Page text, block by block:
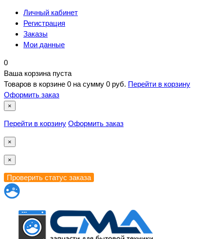
Личный кабинет
Регистрация
Заказы
Мои данные
0
Ваша корзина пуста
Товаров в корзине 0 на сумму 0 руб. Перейти в корзину
Оформить заказ
×
Перейти в корзину Оформить заказ
×
×